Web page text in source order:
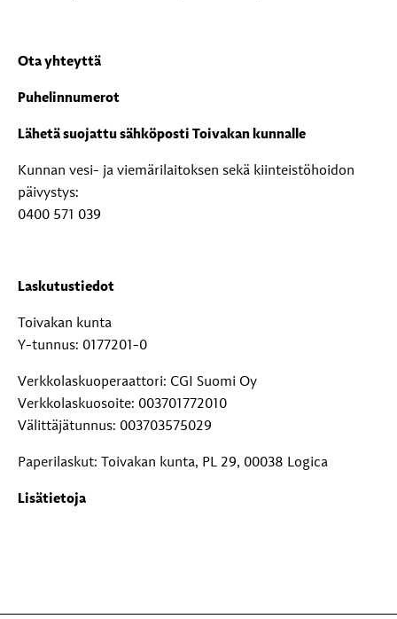
Ota yhteyttä
Puhelinnumerot
Lähetä suojattu sähköposti Toivakan kunnalle
Kunnan vesi- ja viemärilaitoksen sekä kiinteistöhoidon
päivystys:
0400 571 039
Laskutustiedot
Toivakan kunta
Y-tunnus: 0177201-0
Verkkolaskuoperaattori: CGI Suomi Oy
Verkkolaskuosoite: 003701772010
Välittäjätunnus: 003703575029
Paperilaskut: Toivakan kunta, PL 29, 00038 Logica
Lisätietoja